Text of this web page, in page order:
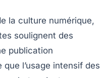
la culture numérique,
soulignent des
publication
l’usage intensif des